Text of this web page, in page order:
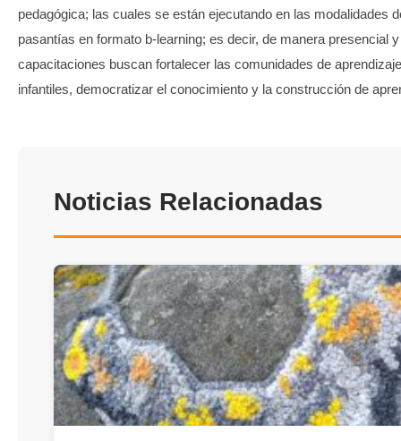
pedagógica; las cuales se están ejecutando en las modalidades
pasantías en formato b-learning; es decir, de manera presencial
capacitaciones buscan fortalecer las comunidades de
infantiles, democratizar el conocimiento y la construcción de
Noticias Relacionadas